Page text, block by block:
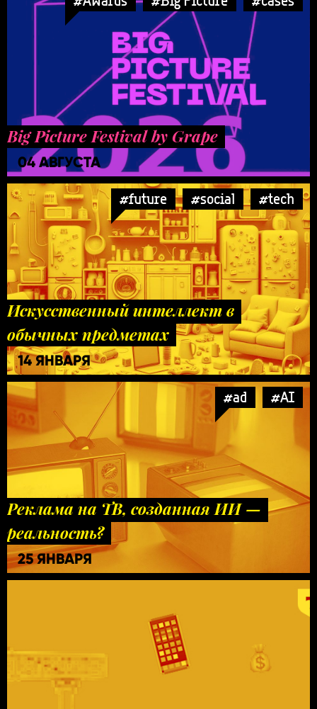
Big Picture Festival by Grape
04 АВГУСТА
#future #social #tech
Искусственный интеллект в
обычных предметах
14 ЯНВАРЯ
#ad #AI
Реклама на ТВ, созданная ИИ —
реальность?
25 ЯНВАРЯ